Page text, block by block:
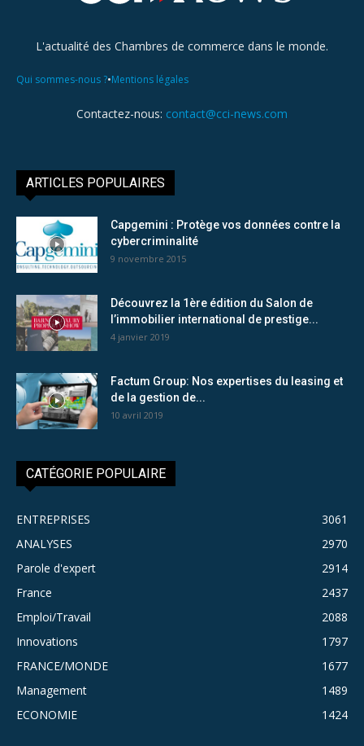
L'actualité des Chambres de commerce dans le monde.
Qui sommes-nous ?•Mentions légales
Contactez-nous: contact@cci-news.com
ARTICLES POPULAIRES
Capgemini : Protège vos données contre la
cybercriminalité
9 novembre 2015
Découvrez la 1ère édition du Salon de
l’immobilier international de prestige...
4 janvier 2019
Factum Group: Nos expertises du leasing et
de la gestion de...
10 avril 2019
CATÉGORIE POPULAIRE
ENTREPRISES
3061
ANALYSES
2970
Parole d'expert
2914
France
2437
Emploi/Travail
2088
Innovations
1797
FRANCE/MONDE
1677
Management
1489
ECONOMIE
1424